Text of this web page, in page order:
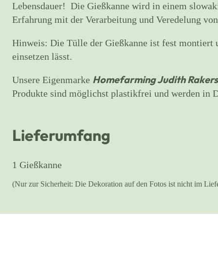
Lebensdauer! Die Gießkanne wird in einem
Erfahrung mit der Verarbeitung und Veredelung
Hinweis: Die Tülle der Gießkanne ist fest montiert
einsetzen lässt.
Unsere Eigenmarke Homefarming Judith Rakers
Produkte sind möglichst plastikfrei und werden in
Lieferumfang
1 Gießkanne
(Nur zur Sicherheit: Die Dekoration auf den Fotos ist nicht im